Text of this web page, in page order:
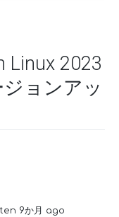
Linux 2023
ョンアッ
9か月 ago